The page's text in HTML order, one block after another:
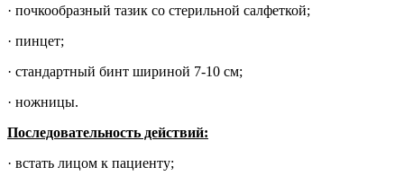
· почкообразный тазик со стерильной салфеткой;
· пинцет;
· стандартный бинт шириной 7-10 см;
· ножницы.
Последовательность действий:
· встать лицом к пациенту;